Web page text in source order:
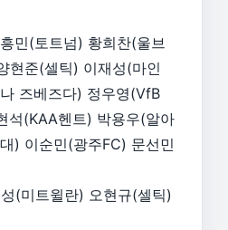
민(토트넘) 황희찬(울브
현준(셀틱) 이재성(마인
즈베즈다) 정우영(VfB
석(KAA헨트) 박용우(알아
) 이순민(광주FC) 문선민
(미트윌란) 오현규(셀틱)